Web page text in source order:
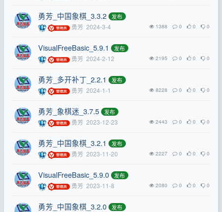
勇芳_中国象棋_3.3.2 发布
勇芳 2024-3-4 1388 0 0 0
VisualFreeBasic_5.9.1 发布
勇芳 2024-2-12 2195 0 0 0
勇芳_多开补丁_2.2.1 发布
勇芳 2024-1-1 8228 0 0 0
勇芳_象棋迷_3.7.5 发布
勇芳 2023-12-23 2443 0 0 0
勇芳_中国象棋_3.2.1 发布
勇芳 2023-11-20 2227 0 0 0
VisualFreeBasic_5.9.0 发布
勇芳 2023-11-8 2080 0 0 0
勇芳_中国象棋_3.2.0 发布